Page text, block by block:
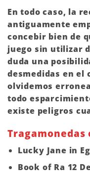
En todo caso, la
antiguamente
concebir bien de
juego sin utilizar
duda una
desmedidas en el
olvidemos
todo
existe peligros
Lucky Jane in
Book of Ra 12